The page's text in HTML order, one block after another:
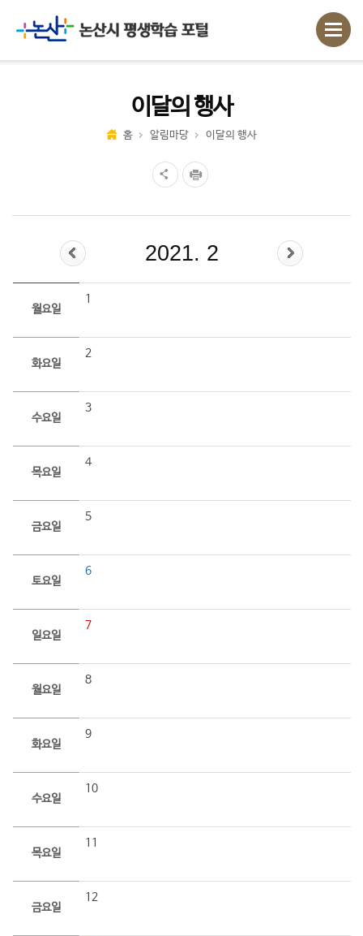
이달의 행사
홈 알림마당 이달의 행사
2021. 2
월요일
1
화요일
2
수요일
3
목요일
4
금요일
5
토요일
6
일요일
7
월요일
8
화요일
9
수요일
10
목요일
11
금요일
12